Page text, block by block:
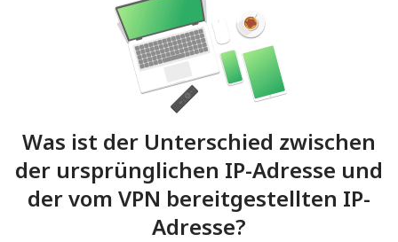
Was ist der Unterschied zwischen
der ursprünglichen IP-Adresse und
der vom VPN bereitgestellten IP-
Adresse?